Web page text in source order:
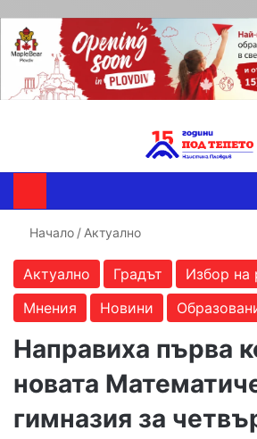
Начало / Актуално
Актуално Градът
Избор на
Мнения
Новини
Направиха първа
новата
гимназия за